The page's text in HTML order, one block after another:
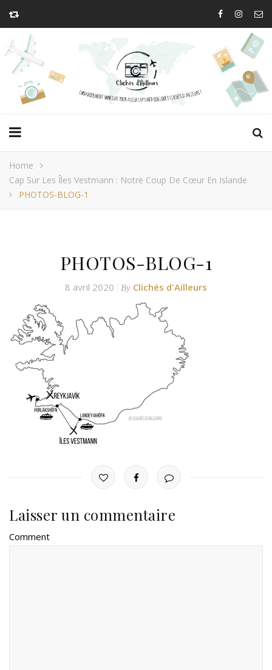
Home
Cap Sur Les Îles Vestmann : Notre Coup De Cœur En Islande
PHOTOS-BLOG-1
PHOTOS-BLOG-1
8 avril 2020 By Clichés d'Ailleurs
Laisser un commentaire
Comment